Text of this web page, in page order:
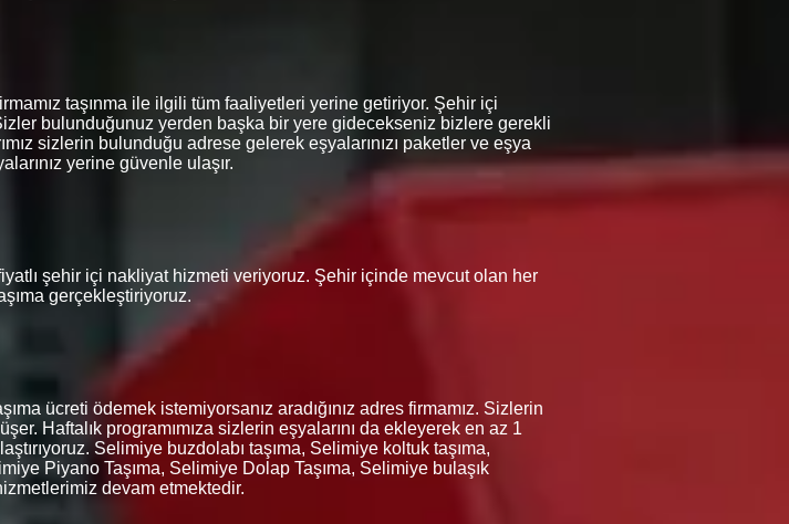
taşınma ile ilgili tüm faaliyetleri yerine getiriyor. Şehir içi
bulunduğunuz yerden başka bir yere gidecekseniz bizlere gerekli
sizlerin bulunduğu adrese gelerek eşyalarınızı paketler ve eşya
yerine güvenle ulaşır.
şehir içi nakliyat hizmeti veriyoruz. Şehir içinde mevcut olan her
gerçekleştiriyoruz.
ücreti ödemek istemiyorsanız aradığınız adres firmamız. Sizlerin
Haftalık programımıza sizlerin eşyalarını da ekleyerek en az 1
Selimiye buzdolabı taşıma, Selimiye koltuk taşıma,
Piyano Taşıma, Selimiye Dolap Taşıma, Selimiye bulaşık
devam etmektedir.